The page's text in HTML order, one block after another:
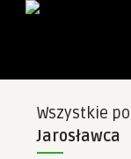
Wszystkie
Jarosławca